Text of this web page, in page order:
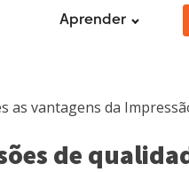
Aprender
as vantagens da
de